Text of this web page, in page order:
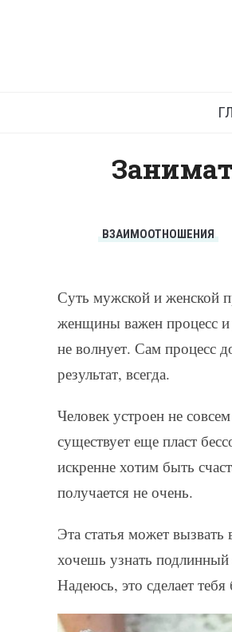
ВЗАИМООТНОШЕНИЯ
Суть мужской и женской
женщины важен процесс и
не волнует. Сам процесс
результат, всегда.
Человек устроен не
существует еще пласт
искренне хотим быть
получается не очень.
Эта статья может
хочешь узнать подлинный
Надеюсь, это сделает